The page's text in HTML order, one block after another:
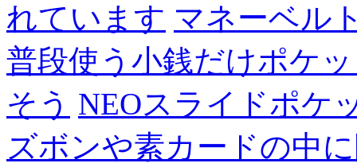
れています マネーベル
普段使う小銭だけポケ
そう NEOスライドポケ
ズボンや素カードの中